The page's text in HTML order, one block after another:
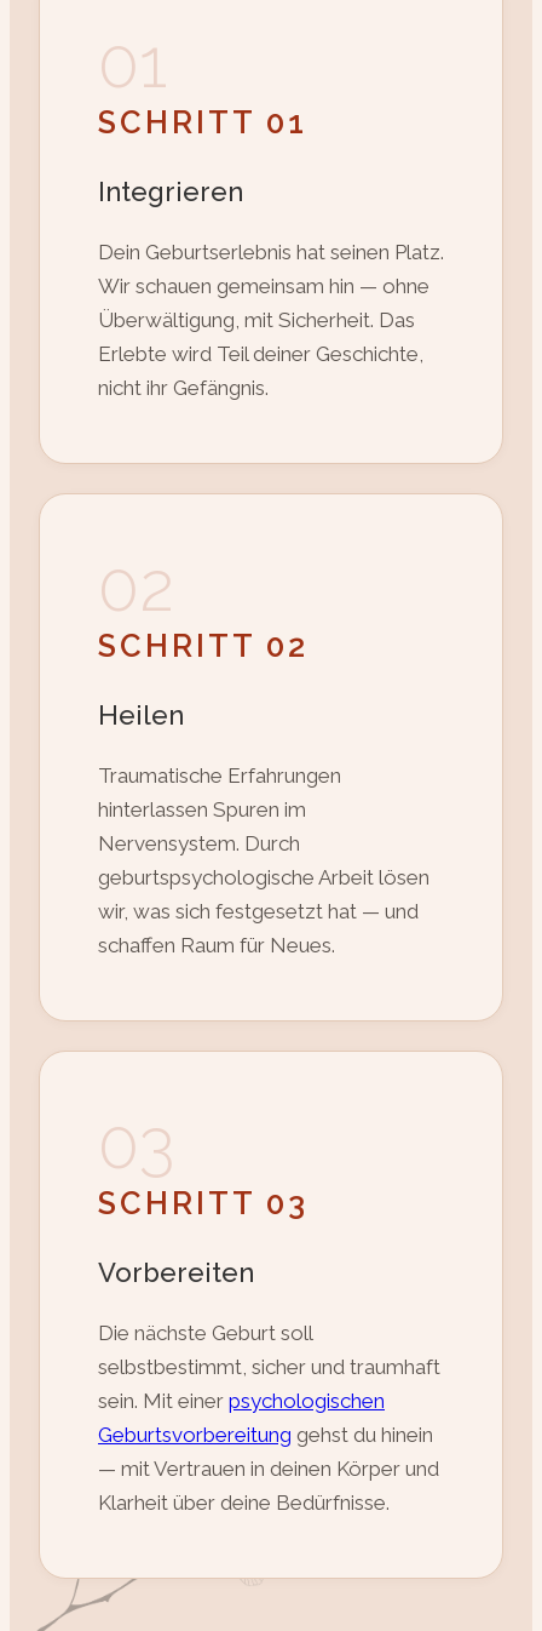
01
SCHRITT 01
Integrieren
Dein Geburtserlebnis hat seinen Platz.
Wir schauen gemeinsam hin — ohne
Überwältigung, mit Sicherheit. Das
Erlebte wird Teil deiner Geschichte,
nicht ihr Gefängnis.
02
SCHRITT 02
Heilen
Traumatische Erfahrungen
hinterlassen Spuren im
Nervensystem. Durch
geburtspsychologische Arbeit lösen
wir, was sich festgesetzt hat — und
schaffen Raum für Neues.
03
SCHRITT 03
Vorbereiten
Die nächste Geburt soll
selbstbestimmt, sicher und traumhaft
sein. Mit einer psychologischen
Geburtsvorbereitung gehst du hinein
— mit Vertrauen in deinen Körper und
Klarheit über deine Bedürfnisse.